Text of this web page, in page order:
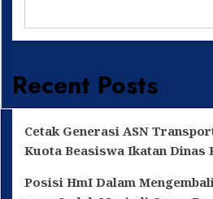
Bertekad
Perikanan
Recent Posts
Cetak Generasi ASN
Kuota Beasiswa Ikatan Dinas
Posisi HmI Dalam